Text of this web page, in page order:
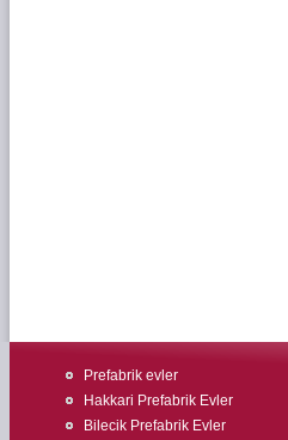
Prefabrik evler
Hakkari Prefabrik Evler
Bilecik Prefabrik Evler